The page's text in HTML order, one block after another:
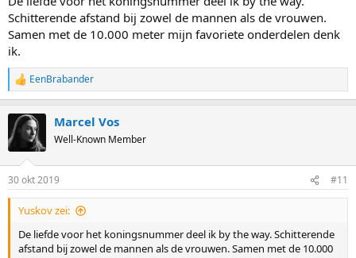
Schitterende afstand bij zowel de mannen als de vrouwen.
Samen met de 10.000 meter mijn favoriete onderdelen denk
ik.
R
e
c
t
s
:
EenBrabander
Marcel Vos
Well-Known Member
30 okt 2019 #11
Yuskov zei:
De liefde voor het koningsnummer deel ik by the way. Schitterende
afstand bij zowel de mannen als de vrouwen. Samen met de 10.000